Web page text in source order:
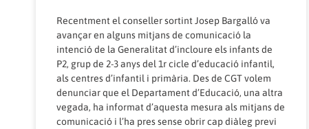
Recentment el conseller sortint Josep Bargalló va
avançar en alguns mitjans de comunicació la
intenció de la Generalitat d’incloure els infants de
P2, grup de 2-3 anys del 1r cicle d’educació infantil,
als centres d’infantil i primària. Des de CGT volem
denunciar que el Departament d’Educació, una altra
vegada, ha informat d’aquesta mesura als mitjans de
comunicació i l’ha pres sense obrir cap diàleg previ